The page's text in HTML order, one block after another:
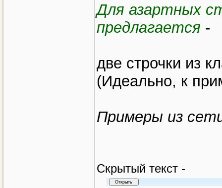
Для азартных
предлагается -
две строчки из
(Идеально, к
Примеры из
Cкрытый текст -